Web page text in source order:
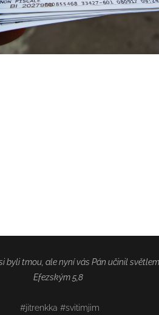
byli tmou, ale nyní vás Pán učinil
Efezským 5,8
#jitrenkka #svitimjim